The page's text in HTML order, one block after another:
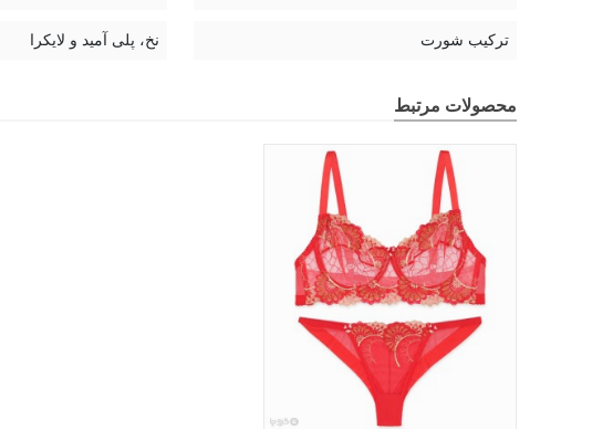
ترکیب شورت نخ، پلی آمید و لایکرا
محصولات مرتبط